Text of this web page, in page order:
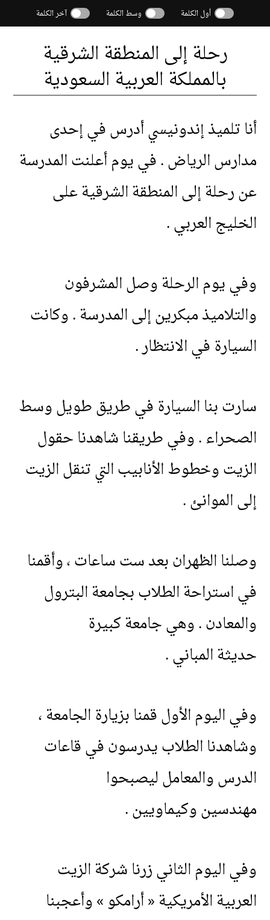
أول الكلمة وسط الكلمة آخر الكلمة
رحلة إلى المنطقة الشرقية
بالمملكة العربية السعودية
أنا تلميذ إندونيسي أدرس في إحدى
مدارس الرياض . في يوم أعلنت المدرسة
عن رحلة إلى المنطقة الشرقية على
الخليج العربي .
وفي يوم الرحلة وصل المشرفون
والتلاميذ مبكرين إلى المدرسة . وكانت
السيارة في الانتظار .
سارت بنا السيارة في طريق طويل وسط
الصحراء . وفي طريقنا شاهدنا حقول
الزيت وخطوط الأنابيب التي تنقل الزيت
إلى الموانئ .
وصلنا الظهران بعد ست ساعات ، وأقمنا
في استراحة الطلاب بجامعة البترول
والمعادن . وهي جامعة كبيرة
حديثة المباني .
وفي اليوم الأول قمنا بزيارة الجامعة ،
وشاهدنا الطلاب يدرسون في قاعات
الدرس والمعامل ليصبحوا
مهندسين وكيماويين .
وفي اليوم الثاني زرنا شركة الزيت
العربية الأمريكية «أرامكو » وأعجبنا